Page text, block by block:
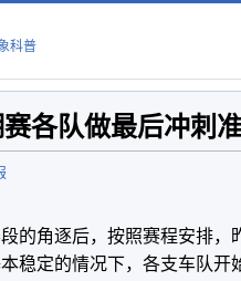
科普
各队做最后冲刺
的角逐后，按照赛程安排，
稳定的情况下，各支车队开